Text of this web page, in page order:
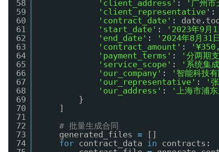
58
59
60
61
62
63
64
65
66
67
68
69
70
71
72
73
74
'client_address' :
'广州市
'client_representative'
'contract_date' :
'start_date' :
'2023年9月
'end_date' :
'2024年8月31
'contract_amount' :
'payment_terms' :
'分两期
'service_scope' :
'系统集
'our_company' :
'智能科技
'our_representative' :
'
'our_address' :
'上海市浦
}
# 批量生成合同
generated_files =
for contract_data in
contracts: